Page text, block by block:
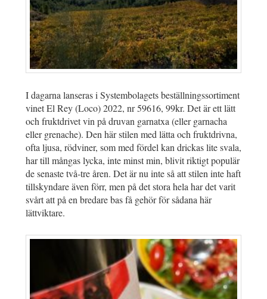
I dagarna lanseras i Systembolagets beställningssortiment
vinet El Rey (Loco) 2022, nr 59616, 99kr. Det är ett lätt
och fruktdrivet vin på druvan garnatxa (eller garnacha
eller grenache). Den här stilen med lätta och fruktdrivna,
ofta ljusa, rödviner, som med fördel kan drickas lite svala,
har till mångas lycka, inte minst min, blivit riktigt populär
de senaste två-tre åren. Det är nu inte så att stilen inte haft
tillskyndare även förr, men på det stora hela har det varit
svårt att på en bredare bas få gehör för sådana här
lättviktare.